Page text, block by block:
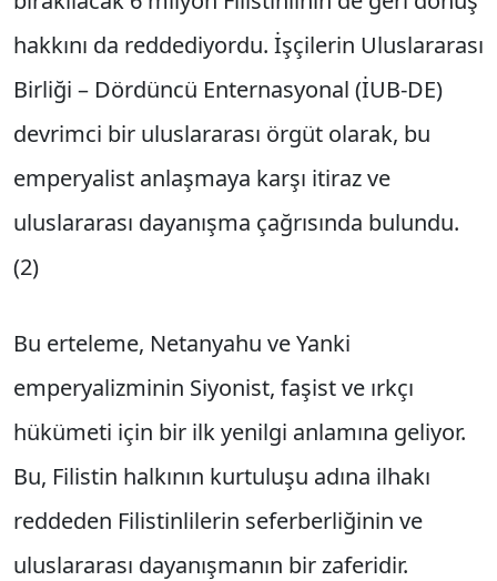
hakkını da reddediyordu. İşçilerin Uluslararası
Birliği – Dördüncü Enternasyonal (İUB-DE)
devrimci bir uluslararası örgüt olarak, bu
emperyalist anlaşmaya karşı itiraz ve
uluslararası dayanışma çağrısında bulundu.
(2)
Bu erteleme, Netanyahu ve Yanki
emperyalizminin Siyonist, faşist ve ırkçı
hükümeti için bir ilk yenilgi anlamına geliyor.
Bu, Filistin halkının kurtuluşu adına ilhakı
reddeden Filistinlilerin seferberliğinin ve
uluslararası dayanışmanın bir zaferidir.